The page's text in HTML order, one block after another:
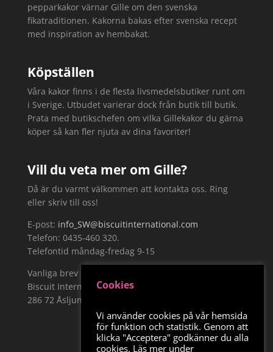
pepparkakor värnar Gille om den svenska
fikatraditionen. Kakorna bakas efter svenska recept
med inspiration av hembakat.
Köpställen
Våra kakor finns i de flesta livsmedelsbutiker runt om
i Sverige. Utbudet varierar dock från butik till butik.
Prata med butikschefen om vilka Gillekakor du gärna
köper så kan fler njuta av dina favoriter!
Vill du veta mer om Gille?
Då är du varmt välkommen att kontakta oss. Ring
eller skriv till oss!
E-post: info_SW@biscuitinternational.com
Telefon: 0435-460 320.
Telefontid måndag-fredag 9-15
Vanliga brev skickar du till:
Biscuit International Sweden AB, Näckrosvägen 19,
286 72 Åsljunga
Cookies
Vi använder cookies på vår hemsida
för funktion och statistik. Genom att
klicka "Acceptera" godkänner du alla
cookies. Läs mer under